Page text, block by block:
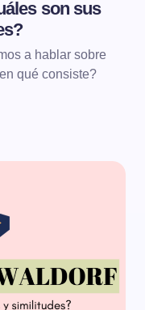
son sus
a hablar sobre
qué consiste?